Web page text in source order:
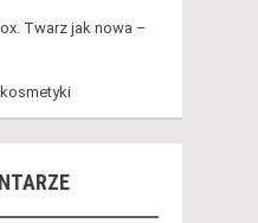
Twarz jak nowa –